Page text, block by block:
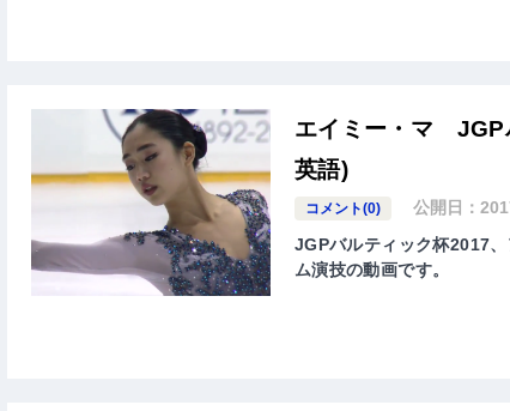
エイミー・マ JGP
英語)
コメント(0) 公開日：
JGPバルティック杯2017
ム演技の動画です。